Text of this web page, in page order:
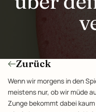
Zurück
Wenn wir morgens in den
meistens nur, ob wir müde
Zunge bekommt dabei